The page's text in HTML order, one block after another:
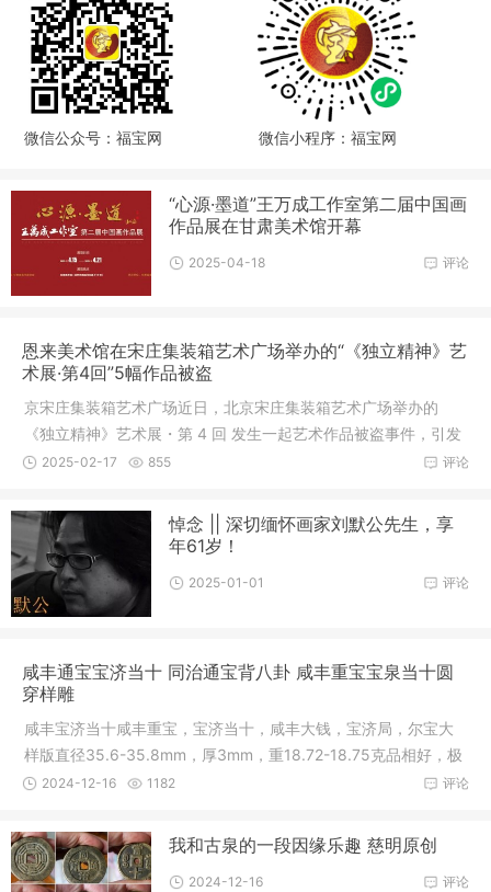
微信公众号：福宝网 微信小程序：福宝网
“心源·墨道”王万成工作室第二届中国画
作品展在甘肃美术馆开幕
评论
2025-04-18
恩来美术馆在宋庄集装箱艺术广场举办的“《独立精神》艺
术展·第4回”5幅作品被盗
京宋庄集装箱艺术广场近日，北京宋庄集装箱艺术广场举办的
《独立精神》艺术展・第 4 回 发生一起艺术作品被盗事件，引发
广泛关
评论
2025-02-17 855
悼念 || 深切缅怀画家刘默公先生，享
年61岁！
评论
2025-01-01
咸丰通宝宝济当十 同治通宝背八卦 咸丰重宝宝泉当十圆
穿样雕
咸丰宝济当十咸丰重宝，宝济当十，咸丰大钱，宝济局，尔宝大
样版直径35.6-35.8mm，厚3mm，重18.72-18.75克品相好，极
少见版，传
评论
2024-12-16 1182
我和古泉的一段因缘乐趣 慈明原创
评论
2024-12-16